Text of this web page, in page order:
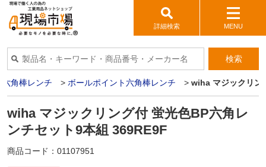
詳細検索 MENU
検索
角棒レンチ > ボールポイント六角棒レンチ > wiha マジックリン
wiha マジックリング付 蛍光色BP六角レ
ンチセット9本組 369RE9F
商品コード： 01107951